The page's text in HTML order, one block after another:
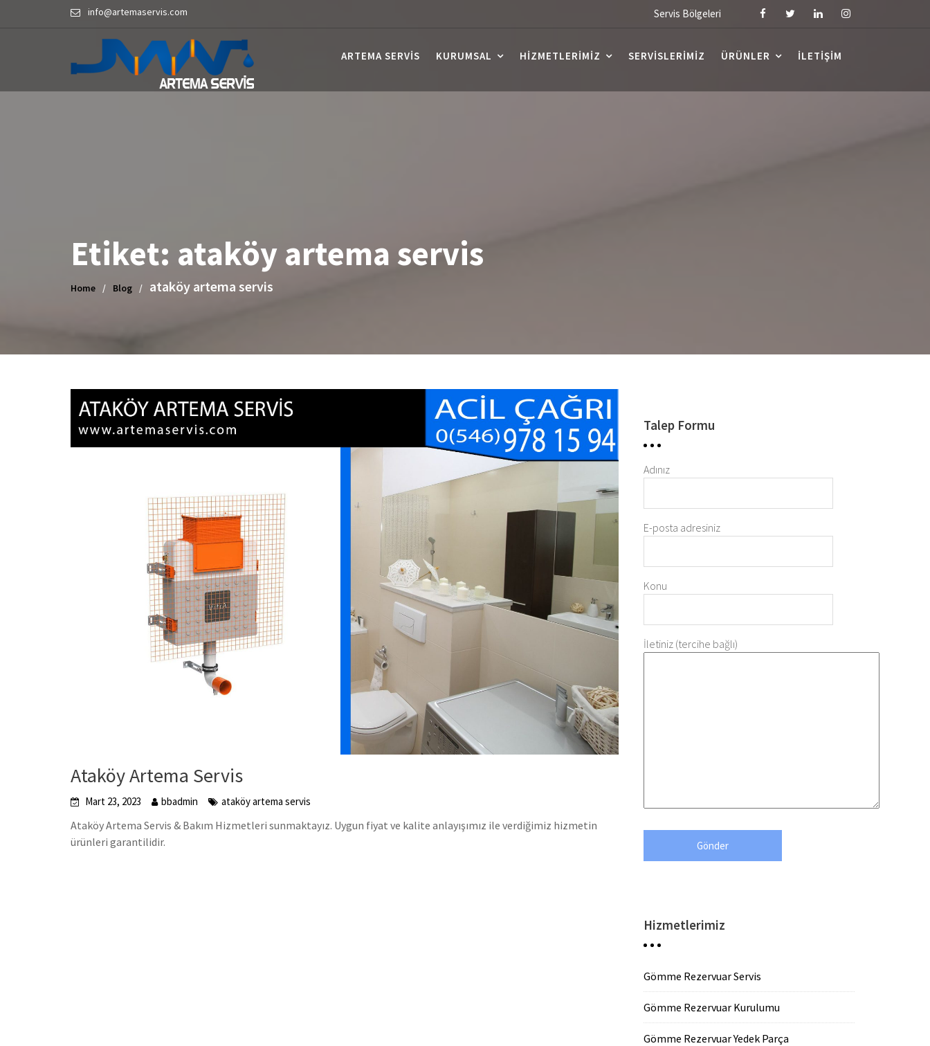
info@artemaservis.com Servis Bölgeleri
ARTEMA SERVIS KURUMSAL HIZMETLERIMIZ SERVISLERIMIZ ÜRÜNLER İLETIŞIM
Etiket: ataköy artema servis
Home Blog ataköy artema servis
Ataköy Artema Servis
Mart 23, 2023 bbadmin ataköy artema servis
Ataköy Artema Servis & Bakım Hizmetleri sunmaktayız. Uygun fiyat ve kalite anlayışımız ile verdiğimiz hizmetin
ürünleri garantilidir.
Talep Formu
Adınız
E-posta adresiniz
Konu
İletiniz (tercihe bağlı)
Hizmetlerimiz
Gömme Rezervuar Servis
Gömme Rezervuar Kurulumu
Gömme Rezervuar Yedek Parça